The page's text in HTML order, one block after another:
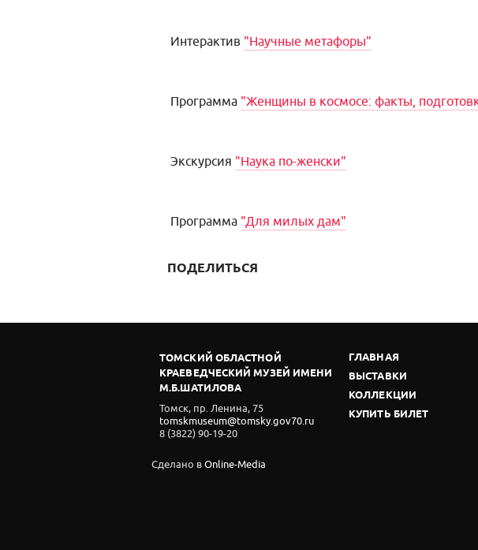
Интерактив "Научные метафоры"
Программа "Женщины в космосе: факты,
Экскурсия "Наука по-женски"
Программа "Для милых дам"
ПОДЕЛИТЬСЯ
ТОМСКИЙ ОБЛАСТНОЙ
КРАЕВЕДЧЕСКИЙ МУЗЕЙ ИМЕНИ
М.Б.ШАТИЛОВА
Томск, пр. Ленина, 75
tomskmuseum@tomsky.gov70.ru
8 (3822) 90-19-20
ГЛАВНАЯ
ВЫСТАВКИ
КОЛЛЕКЦИИ
КУПИТЬ БИЛЕТ
Сделано вOnline-Media